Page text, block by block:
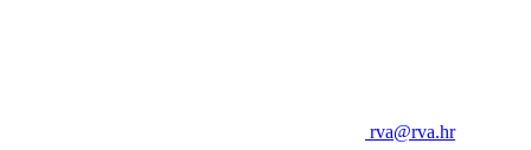
rva@rva.hr